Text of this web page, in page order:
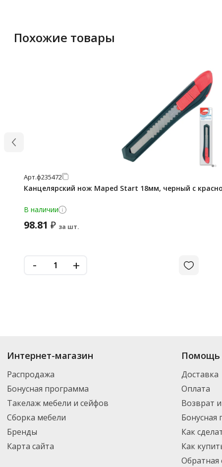
Похожие товары
Арт.ф235472
Канцелярский нож Maped Start 18мм, черный с
В наличии
98.81 ₽ за шт.
- +
Интернет-магазин
Распродажа
Бонусная программа
Такелаж мебели и сейфов
Сборка мебели
Бренды
Карта сайта
Помощь
Доставка
Оплата
Возврат
Бонусная
Как
Как
Обратная